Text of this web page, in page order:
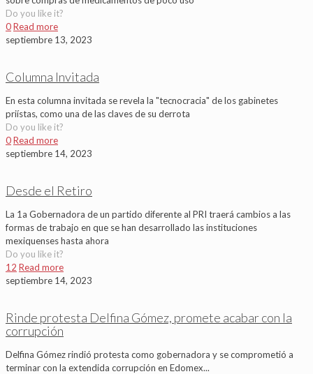
Do you like it?
0Read more
septiembre 13, 2023
Columna Invitada
En esta columna invitada se revela la "tecnocracia" de los gabinetes
priístas, como una de las claves de su derrota
Do you like it?
0Read more
septiembre 14, 2023
Desde el Retiro
La 1a Gobernadora de un partido diferente al PRI traerá cambios a las
formas de trabajo en que se han desarrollado las instituciones
mexiquenses hasta ahora
Do you like it?
12 Read more
septiembre 14, 2023
Rinde protesta Delfina Gómez, promete acabar con la
corrupción
Delfina Gómez rindió protesta como gobernadora y se comprometió a
terminar con la extendida corrupción en Edomex...